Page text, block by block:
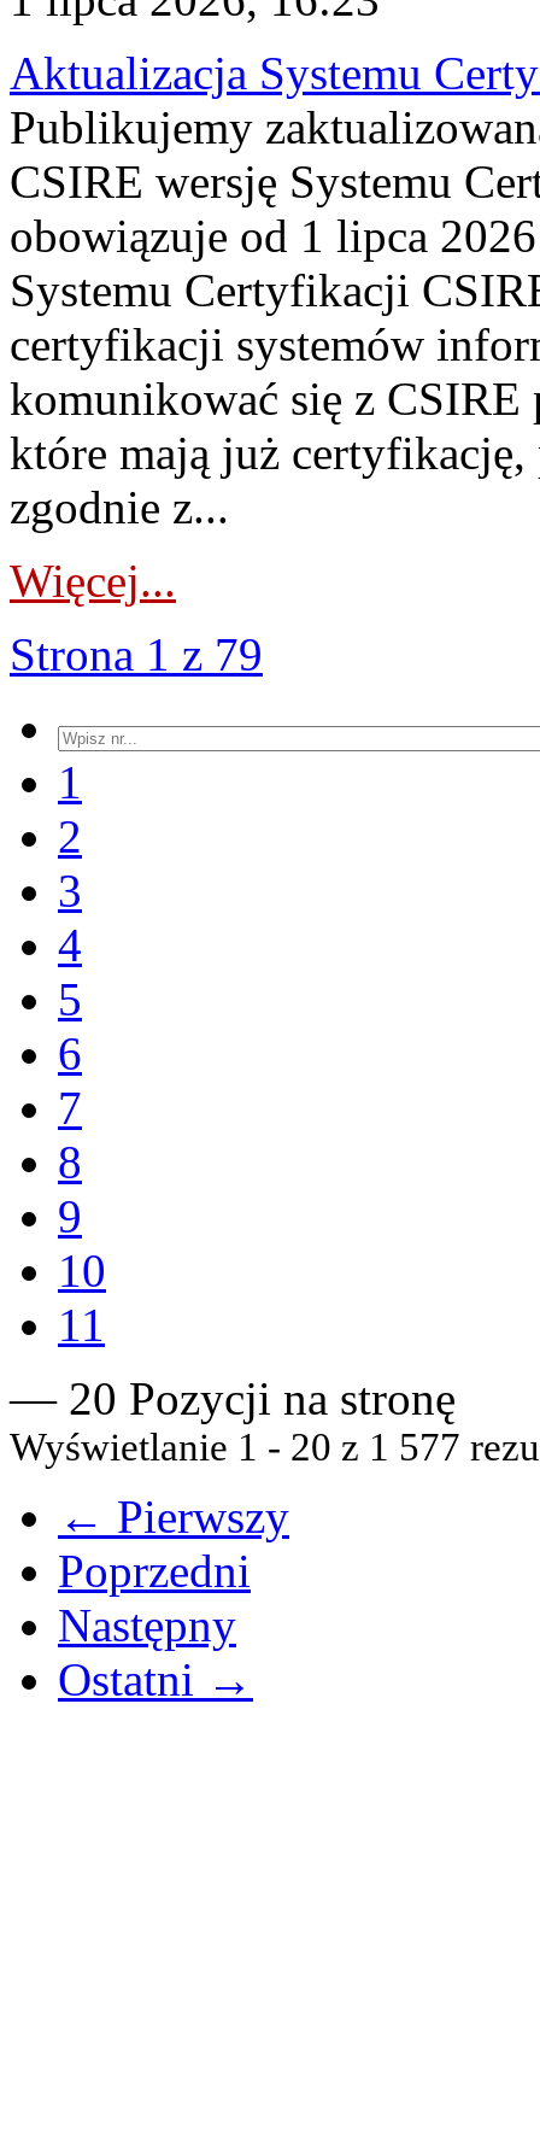
Aktualizacja Systemu
Publikujemy
CSIRE wersję Systemu
obowiązuje od 1 lipca
Systemu Certyfikacji
certyfikacji systemów
komunikować się z
które mają już
zgodnie z...
Więcej...
Strona 1 z 79
1
2
3
4
5
6
7
8
9
10
11
— 20 Pozycji na stronę
Wyświetlanie 1 - 20 z 1 577
← Pierwszy
Poprzedni
Następny
Ostatni →